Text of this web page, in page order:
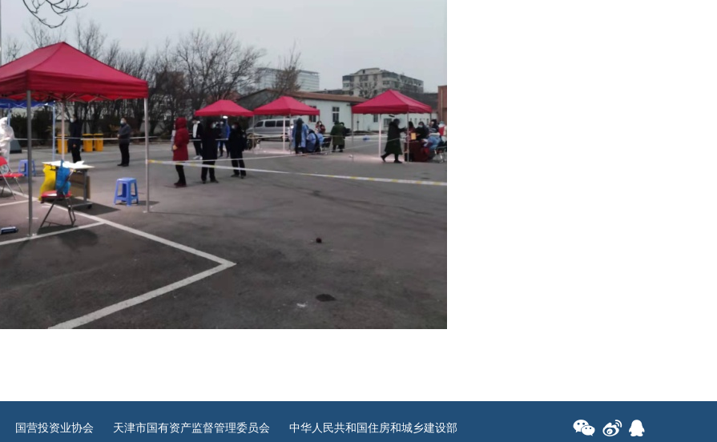
国营投资业协会 天津市国有资产监督管理委员会 中华人民共和国住房和城乡建设部